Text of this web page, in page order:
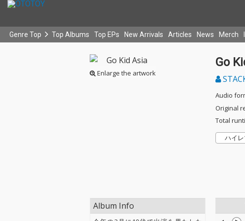
Genre Top Top Albums Top EPs New Arrivals Articles News Merch
Enlarge the artwork
Go
Audio
Original
Total
ハイ
Album Info